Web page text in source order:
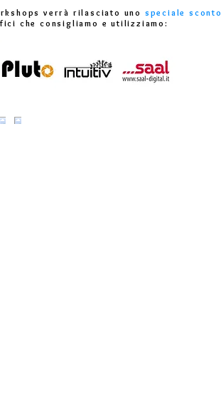
verrà rilasciato uno speciale sconto
che consigliamo e utilizziamo: